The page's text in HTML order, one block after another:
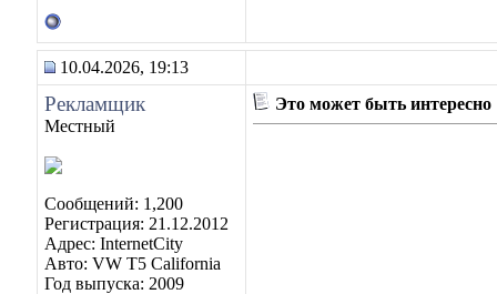
10.04.2026, 19:13
Рекламщик
Местный
Сообщений: 1,200
Регистрация: 21.12.2012
Адрес: InternetCity
Авто: VW T5 California
Год выпуска: 2009
Это может быть интересно